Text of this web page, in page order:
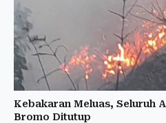
Kebakaran Meluas, Seluruh
Bromo Ditutup